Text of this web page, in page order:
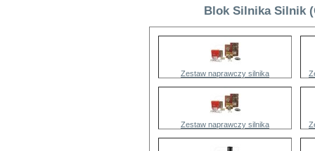
Blok Silnika Silnik
Zestaw naprawczy silnika
Zestaw naprawczy silnika